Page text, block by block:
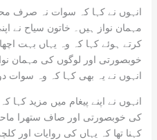
انہوں نے کہا کہ سوات نہ صرف
مہمان نواز ہیں۔ خاتون سیاح نے
کرتے ہوئے کہا کہ وہ یہاں بہت
خوبصورتی اور لوگوں کی مہمان
انہوں نے یہ بھی کہا کہ وہ سوات
انہوں نے اپنے پیغام میں مزید
کی خوبصورتی اور صاف ستھرا
کہنا تھا کہ یہاں کی روایات اور